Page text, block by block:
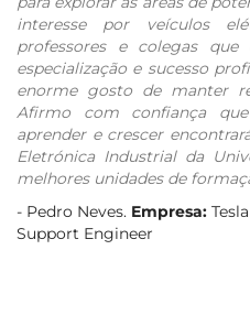
interesse por veículos
professores e colegas
especialização e sucesso
enorme gosto de manter
Afirmo com confiança
aprender e crescer
Eletrónica Industrial da
melhores unidades de
- Pedro Neves. Empresa: Tesla
Support Engineer